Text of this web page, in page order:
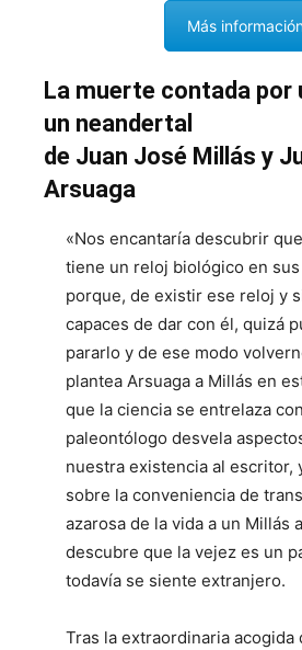
Más información
La muerte contada por
un neandertal
de Juan José Millás y
Arsuaga
«Nos encantaría descubrir
tiene un reloj biológico en
porque, de existir ese reloj y
capaces de dar con él, quizá
pararlo y de ese modo
plantea Arsuaga a Millás en
que la ciencia se entrelaza
paleontólogo desvela
nuestra existencia al escritor,
sobre la conveniencia de
azarosa de la vida a un Millás
descubre que la vejez es un
todavía se siente extranjero.
Tras la extraordinaria acogida